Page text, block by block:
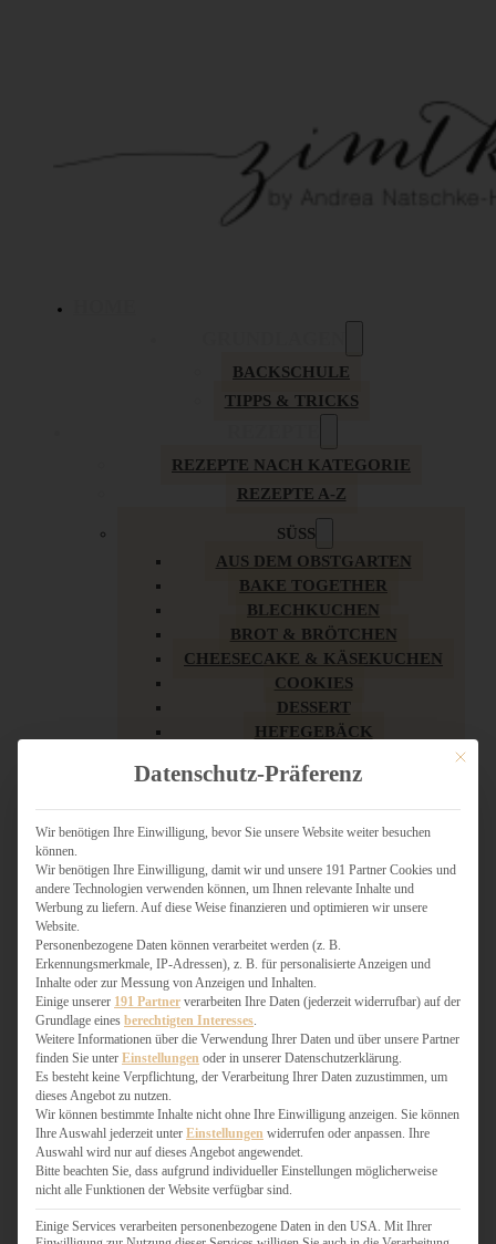
BACKSCHULE
TIPPS & TRICKS
REZEPTE NACH KATEGORIE
REZEPTE A-Z
SÜSS
AUS DEM OBSTGARTEN
BAKE TOGETHER
BLECHKUCHEN
BROT & BRÖTCHEN
CHEESECAKE & KÄSEKUCHEN
COOKIES
DESSERT
HEFEGEBÄCK
KUCHEN
LOW CARB & GESÜNDER
MY AMERICAN BAKERY
SCHOKOLADIGES
SÜSSES HAUPTGERICHT
TÖRTCHEN
VEGAN SÜSS
WEIHNACHTSBÄCKEREI
HERZHAFT
BURGER & SANDWICHES
FIX AUF DEM TISCH
FLEISCH & FISCH
GRILLEN / BARBECUE
HERZHAFTES BACKEN
Mit
Datenschutz-Präferenz
Wir benötigen Ihre Einwilligung, bevor Sie unsere Website weiter besuchen
können.
Wir benötigen Ihre Einwilligung, damit wir und unsere 191 Partner Cookies und
andere Technologien verwenden können, um Ihnen relevante Inhalte und
Werbung zu liefern. Auf diese Weise finanzieren und optimieren wir unsere
Website.
Personenbezogene Daten können verarbeitet werden (z. B.
Erkennungsmerkmale, IP-Adressen), z. B. für personalisierte Anzeigen und
Inhalte oder zur Messung von Anzeigen und Inhalten.
Einige unserer 191 Partner verarbeiten Ihre Daten (jederzeit widerrufbar) auf der
Grundlage eines berechtigten Interesses
Weitere Informationen über die Verwendung Ihrer Daten und über unsere Partner
finden Sie unter Einstellungen oder in unserer Datenschutzerklärung.
Es besteht keine Verpflichtung, der Verarbeitung Ihrer Daten zuzustimmen, um
dieses Angebot zu nutzen.
Wir können bestimmte Inhalte nicht ohne Ihre Einwilligung anzeigen. Sie können
Ihre Auswahl jederzeit unter Einstellungen widerrufen oder anpassen. Ihre
Auswahl wird nur auf dieses Angebot angewendet.
Bitte beachten Sie, dass aufgrund individueller Einstellungen möglicherweise
nicht alle Funktionen der Website verfügbar sind.
Einige Services verarbeiten personenbezogene Daten in den USA. Mit Ihrer